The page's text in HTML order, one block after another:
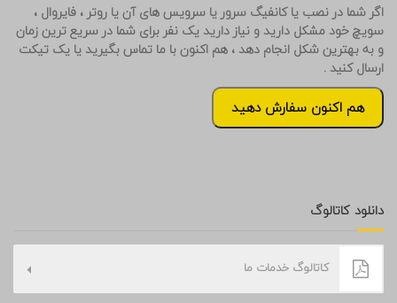
اگر شما در نصب یا کانفیگ سرور یا سرویس های آن یا روتر ، فایروال ،
سویچ خود مشکل دارید و نیاز دارید یک نفر برای شما در سریع ترین زمان
و به بهترین شکل انجام دهد ، هم اکنون با ما تماس بگیرید یا یک تیکت
ارسال کنید .
هم اکنون سفارش دهید
دانلود کاتالوگ
کاتالوگ خدمات ما